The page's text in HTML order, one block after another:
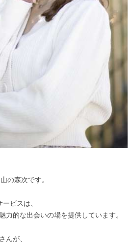
の森次です。
ビスは、
力的な出会いの場を提供しています。
んが、